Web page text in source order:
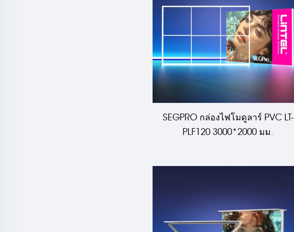
SEGPRO กล่องไฟโมดูลาร์ PVC LT-
PLF120 3000*2000 มม.